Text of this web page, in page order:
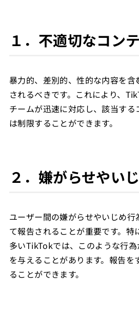
１．不適切なコン
暴力的、差別的、性的な内容を
されるべきです。これにより、
チームが迅速に対応し、該当す
は制限することができます。
２．嫌がらせやい
ユーザー間の嫌がらせやいじめ
て報告されることが重要です。
多いTikTokでは、このような行
を与えることがあります。報告を
ることができます。